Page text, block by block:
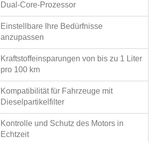
Dual-Core-Prozessor
Einstellbare Ihre Bedürfnisse
anzupassen
Kraftstoffeinsparungen von bis zu 1 Liter
pro 100 km
Kompatibilität für Fahrzeuge mit
Dieselpartikelfilter
Kontrolle und Schutz des Motors in
Echtzeit